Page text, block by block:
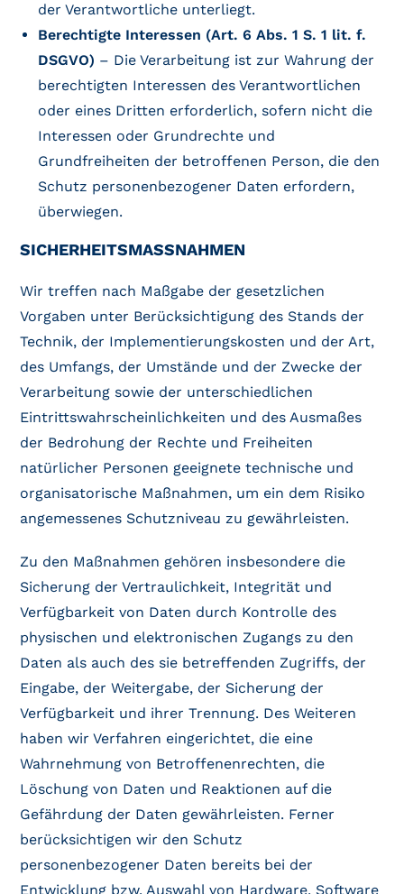
der Verantwortliche unterliegt.
Berechtigte Interessen (Art. 6 Abs. 1 S. 1 lit. f.
DSGVO) – Die Verarbeitung ist zur Wahrung der
berechtigten Interessen des Verantwortlichen
oder eines Dritten erforderlich, sofern nicht die
Interessen oder Grundrechte und
Grundfreiheiten der betroffenen Person, die den
Schutz personenbezogener Daten erfordern,
überwiegen.
SICHERHEITSMASSNAHMEN
Wir treffen nach Maßgabe der gesetzlichen
Vorgaben unter Berücksichtigung des Stands der
Technik, der Implementierungskosten und der Art,
des Umfangs, der Umstände und der Zwecke der
Verarbeitung sowie der unterschiedlichen
Eintrittswahrscheinlichkeiten und des Ausmaßes
der Bedrohung der Rechte und Freiheiten
natürlicher Personen geeignete technische und
organisatorische Maßnahmen, um ein dem Risiko
angemessenes Schutzniveau zu gewährleisten.
Zu den Maßnahmen gehören insbesondere die
Sicherung der Vertraulichkeit, Integrität und
Verfügbarkeit von Daten durch Kontrolle des
physischen und elektronischen Zugangs zu den
Daten als auch des sie betreffenden Zugriffs, der
Eingabe, der Weitergabe, der Sicherung der
Verfügbarkeit und ihrer Trennung. Des Weiteren
haben wir Verfahren eingerichtet, die eine
Wahrnehmung von Betroffenenrechten, die
Löschung von Daten und Reaktionen auf die
Gefährdung der Daten gewährleisten. Ferner
berücksichtigen wir den Schutz
personenbezogener Daten bereits bei der
Entwicklung bzw. Auswahl von Hardware, Software